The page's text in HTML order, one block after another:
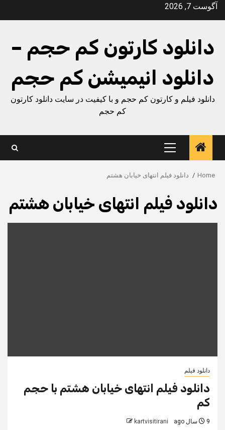
Skipآگوست 7, 2026
دانلود کارتون کم حجم –
دانلود انیمیشن کم حجم
دانلود فیلم و کارتون کم حجم و با کیفیت در سایت دانلود کارتون
کم حجم
Primary
Menu
Home دانلود فیلم انتهای خیابان هشتم
دانلود فیلم انتهای خیابان هشتم
دانلود فیلم
دانلود فیلم انتهای خیابان هشتم با حجم
کم
9 سال ago kartvisitirani